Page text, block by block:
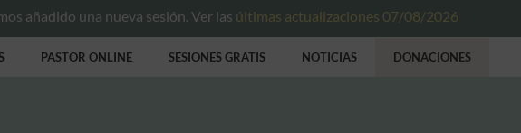
añadido una nueva sesión. Ver las últimas actualizaciones 07/08/2026
PASTOR ONLINE SESIONES GRATIS NOTICIAS DONACIONES